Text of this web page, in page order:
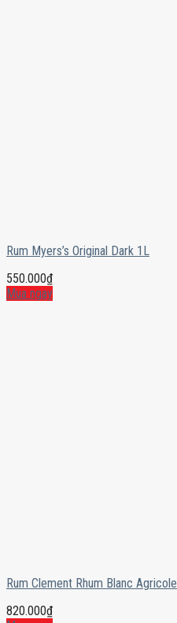
Rum Myers’s Original Dark 1L
550.000₫
Mua ngay
Rum Clement Rhum Blanc Agricole
820.000₫